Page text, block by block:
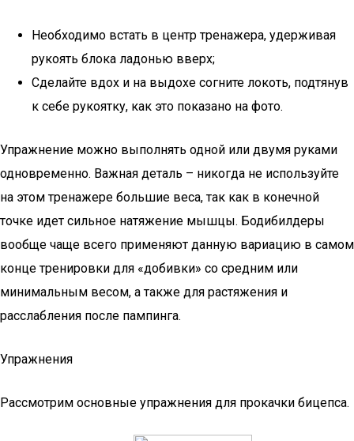
Необходимо встать в центр тренажера, удерживая
рукоять блока ладонью вверх;
Сделайте вдох и на выдохе согните локоть, подтянув
к себе рукоятку, как это показано на фото.
Упражнение можно выполнять одной или двумя руками
одновременно. Важная деталь – никогда не используйте
на этом тренажере большие веса, так как в конечной
точке идет сильное натяжение мышцы. Бодибилдеры
вообще чаще всего применяют данную вариацию в самом
конце тренировки для «добивки» со средним или
минимальным весом, а также для растяжения и
расслабления после пампинга.
Упражнения
Рассмотрим основные упражнения для прокачки бицепса.